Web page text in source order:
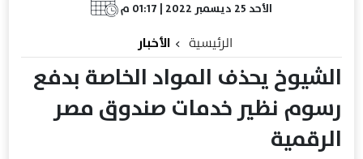
الأحد 25 ديسمبر 2022 | 01:17 م
الرئيسية الأخبار
الشيوخ يحذف المواد الخاصة بدفع
رسوم نظير خدمات صندوق مصر
الرقمية